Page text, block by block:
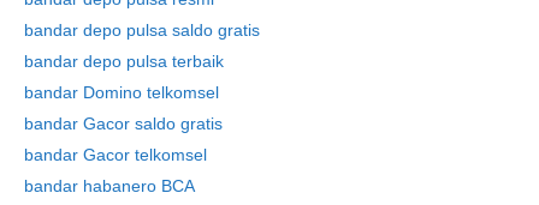
bandar depo pulsa saldo gratis
bandar depo pulsa terbaik
bandar Domino telkomsel
bandar Gacor saldo gratis
bandar Gacor telkomsel
bandar habanero BCA